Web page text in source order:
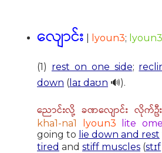
လျောင်း lyoun3; lyoun3
(1) rest on one side;
down ( laɪ daʊn 🔊).
ညောင်းလို့ ခဏလျောင်း လိုက်ဦ
kha1-na1
lyoun3 lite
going to lie down and rest
tired and stiff muscles (stɪf